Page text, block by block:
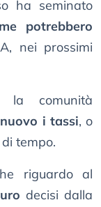
ha seminato
potrebbero
nei prossimi
la comunità
i tassi, o
tempo.
riguardo al
decisi dalla